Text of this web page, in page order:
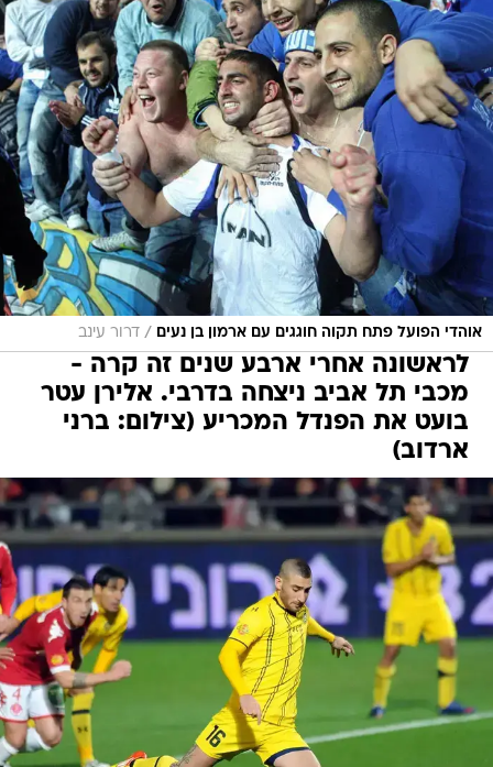
אוהדי הפועל פתח תקוה חוגגים עם ארמון בן נעים / דרור עינב
לראשונה אחרי ארבע שנים זה קרה -
מכבי תל אביב ניצחה בדרבי. אלירן עטר
בועט את הפנדל המכריע (צילום: ברני
ארדוב)